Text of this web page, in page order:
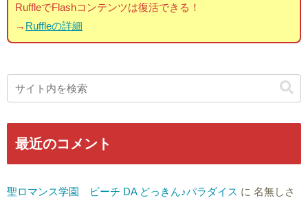
RuffleでFlashコンテンツは復活できる！
→ Ruffleの詳細
最近のコメント
聖ロマンス学園 ビーチ DA どっきん♪パラダイス に 名無しさ